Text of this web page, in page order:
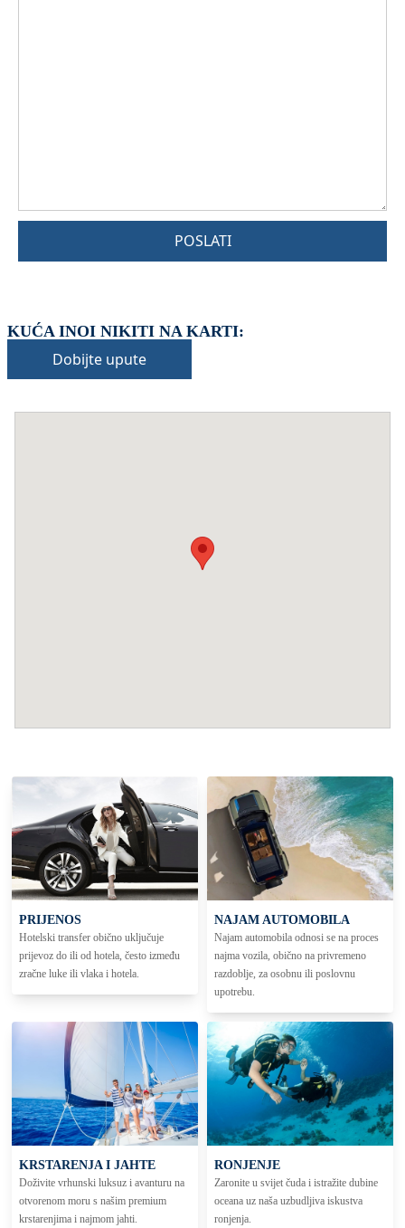
POSLATI
KUĆA INOI NIKITI NA KARTI:
Dobijte upute
PRIJENOS
Hotelski transfer obično uključuje
prijevoz do ili od hotela, često između
zračne luke ili vlaka i hotela.
NAJAM AUTOMOBILA
Najam automobila odnosi se na proces
najma vozila, obično na privremeno
razdoblje, za osobnu ili poslovnu
upotrebu.
KRSTARENJA I JAHTE
Doživite vrhunski luksuz i avanturu na
otvorenom moru s našim premium
krstarenjima i najmom jahti.
RONJENJE
Zaronite u svijet čuda i istražite dubine
oceana uz naša uzbudljiva iskustva
ronjenja.